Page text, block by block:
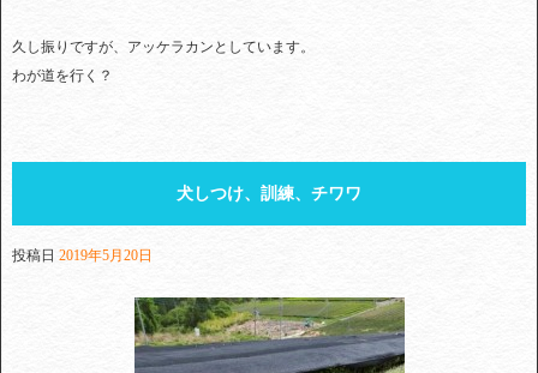
久し振りですが、アッケラカンとしています。
わが道を行く？
犬しつけ、訓練、チワワ
投稿日 2019年5月20日